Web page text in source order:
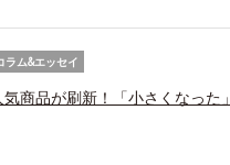
ラム&エッセイ
気商品が刷新！「小さくなった